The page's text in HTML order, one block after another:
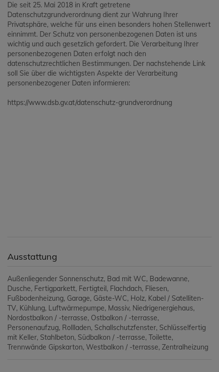
Die seit 25. Mai 2018 in Kraft getretene
Datenschutzgrundverordnung dient zur Wahrung Ihrer
Privatsphäre, welche für uns einen besonders hohen Stellenwert
einnimmt. Der Schutz von personenbezogenen Daten ist uns
wichtig und auch gesetzlich gefordert. Die Verarbeitung Ihrer
personenbezogenen Daten erfolgt nach den
datenschutzrechtlichen Bestimmungen. Der nachstehende Link
soll Sie über die wichtigsten Aspekte der Verarbeitung
personenbezogener Daten informieren:
https://www.dsb.gv.at/datenschutz-grundverordnung
Ausstattung
Außenliegender Sonnenschutz Bad mit WC Badewanne
Dusche Fertigparkett Fertigteil Flachdach Fliesen
Fußbodenheizung Garage Gäste-WC Holz Kabel / Satelliten-
TV Kühlung Luftwärmepumpe Massiv Niedrigenergiehaus
Nordostbalkon / -terrasse Ostbalkon / -terrasse
Personenaufzug Rollladen Schallschutzfenster Schlüsselfertig
mit Keller Stahlbeton Südbalkon / -terrasse Toilette
Trennwände Gipskarton Westbalkon / -terrasse Zentralheizung